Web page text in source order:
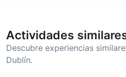
Actividades
Descubre experiencias
Dublín.